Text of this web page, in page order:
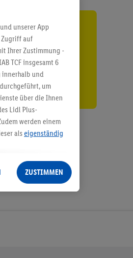
unserer App
Zugriff auf
Ihrer Zustimmung -
TCF insgesamt 6
innerhalb und
um
über die Ihnen
Lidl Plus-
werden einem
als eigenständig
Lidl-Dienste, Ihr
- sowie Ihre
dem Speichern von
technischen
ZUSTIMMEN